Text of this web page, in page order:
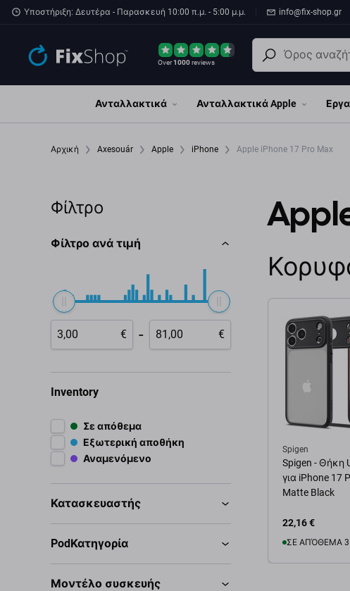
Παράβλεψη στο κύριο περιεχόμενο
Υποστήριξη: Δευτέρα - Παρασκευή 10:00 π.μ. - 5:00 μ.μ. info@fix-shop.gr
Over1000reviews
Ανταλλακτικά Ανταλλακτικά Apple
Αρχική Axesouár Apple iPhone Apple iPhone 17 Pro Max
Φίλτρο
Φίλτρο ανά τιμή
€ - €
Inventory
Σε απόθεμα
Εξωτερική αποθήκη
Αναμενόμενο
Κατασκευαστής
PodΚατηγορία
Μοντέλο συσκευής
Spigen
Spigen - Θήκη
για iPhone 17
Matte Black
22,16 €
ΣΕ ΑΠΌΘΕΜΑ 3